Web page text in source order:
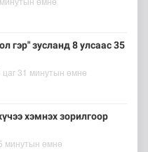
гэр" зусланд 8 улсаас 35
цаг 31 минутын өмнө
хэмнэх зорилгоор
минутын өмнө